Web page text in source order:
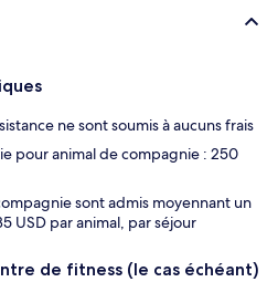
ne sont soumis à aucuns frais
pour animal de compagnie : 250
sont admis moyennant un
USD par animal, par séjour
de fitness (le cas échéant)